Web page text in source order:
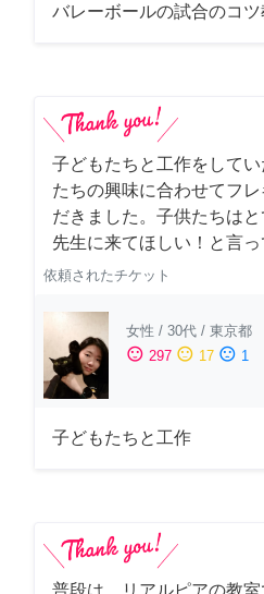
バレーボールの試合のコツ
子どもたちと工作をして
たちの興味に合わせてフ
だきました。子供たちは
先生に来てほしい！と言
依頼されたチケット
女性 / 30代 / 東京都
sentiment_satisfied 297 sentiment_neutral 17 sentiment_dissatisfied 1
子どもたちと工作
普段は、リアルピアの教